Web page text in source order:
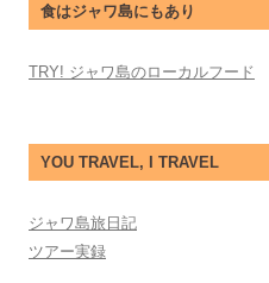
食はジャワ島にもあり
TRY! ジャワ島のローカルフード
YOU TRAVEL, I TRAVEL
ジャワ島旅日記
ツアー実録